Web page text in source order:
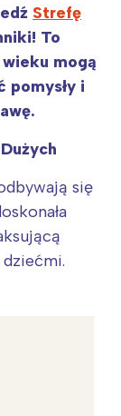
Strefę
To
mogą
pomysły i
się